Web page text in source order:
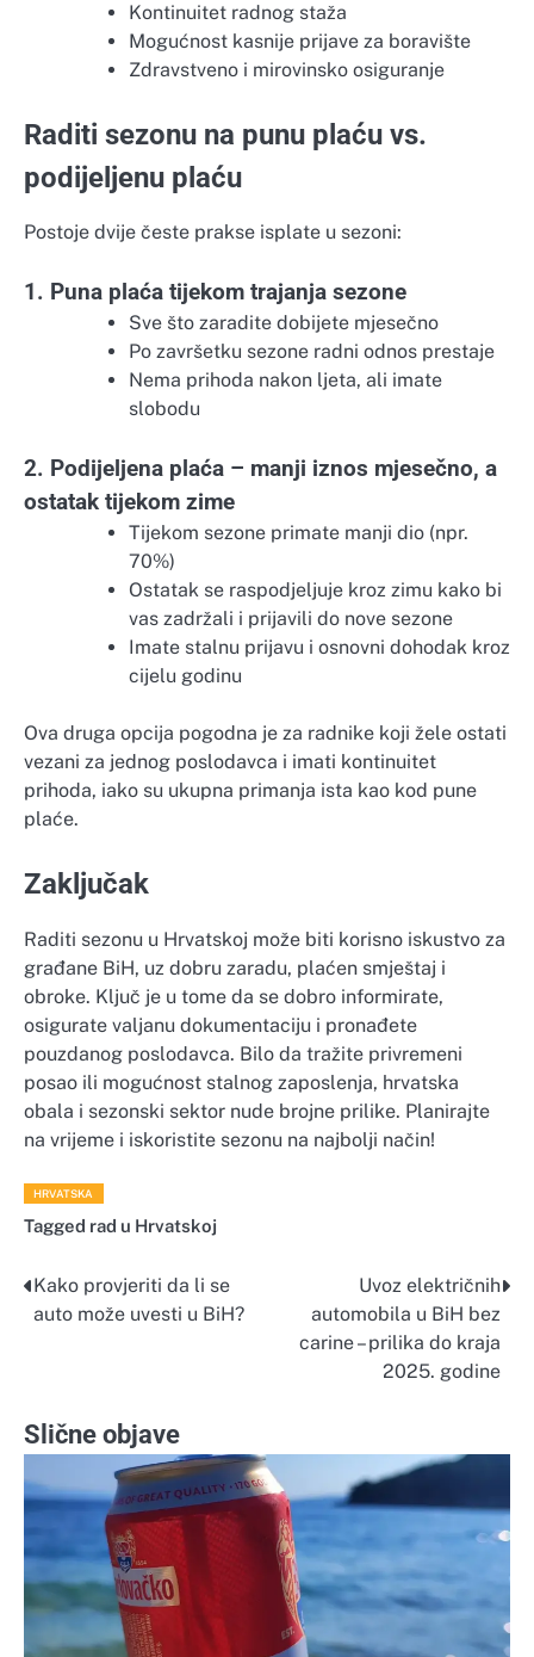
Kontinuitet radnog staža
Mogućnost kasnije prijave za boravište
Zdravstveno i mirovinsko osiguranje
Raditi sezonu na punu plaću vs.
podijeljenu plaću
Postoje dvije česte prakse isplate u sezoni:
1. Puna plaća tijekom trajanja sezone
Sve što zaradite dobijete mjesečno
Po završetku sezone radni odnos prestaje
Nema prihoda nakon ljeta, ali imate
slobodu
2. Podijeljena plaća – manji iznos mjesečno, a
ostatak tijekom zime
Tijekom sezone primate manji dio (npr.
70%)
Ostatak se raspodjeljuje kroz zimu kako bi
vas zadržali i prijavili do nove sezone
Imate stalnu prijavu i osnovni dohodak kroz
cijelu godinu
Ova druga opcija pogodna je za radnike koji žele ostati
vezani za jednog poslodavca i imati kontinuitet
prihoda, iako su ukupna primanja ista kao kod pune
plaće.
Zaključak
Raditi sezonu u Hrvatskoj može biti korisno iskustvo za
građane BiH, uz dobru zaradu, plaćen smještaj i
obroke. Ključ je u tome da se dobro informirate,
osigurate valjanu dokumentaciju i pronađete
pouzdanog poslodavca. Bilo da tražite privremeni
posao ili mogućnost stalnog zaposlenja, hrvatska
obala i sezonski sektor nude brojne prilike. Planirajte
na vrijeme i iskoristite sezonu na najbolji način!
HRVATSKA
Tagged rad u Hrvatskoj
Navigacija
Kako provjeriti da li se
auto može uvesti u BiH?
Uvoz električnih
automobila u BiH bez
carine – prilika do kraja
2025. godine
Slične objave